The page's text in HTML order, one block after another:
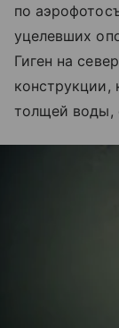
по
уцелевших
Гиген на
толщей воды,